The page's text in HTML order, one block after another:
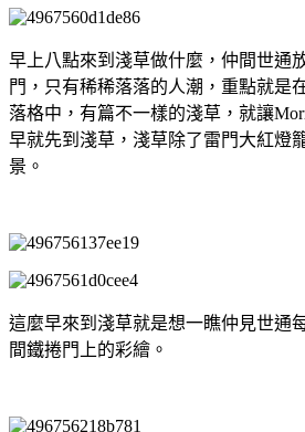
早上八點來到淺草做什麼，仲間世通
門，只有稀稀落落的人潮，重點就是
落格中，有篇不一樣的淺草，就讓
早就先到淺草，淺草除了雷門大紅燈
景。
這麼早來到淺草就是想一瞧仲見世通
間鐵捲門上的彩繪。